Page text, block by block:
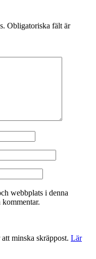
Obligatoriska fält är
webbplats i denna
minska skräppost. Lär